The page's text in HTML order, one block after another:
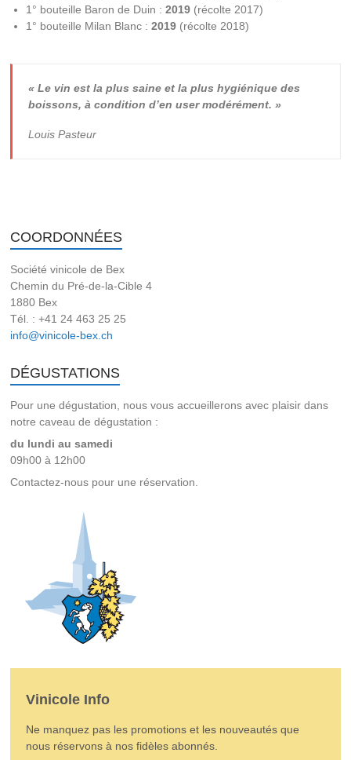
1° bouteille Baron de Duin :2019 (récolte 2017)
1° bouteille Milan Blanc :2019 (récolte 2018)
« Le vin est la plus saine et la plus hygiénique des
boissons, à condition d’en user modérément. »
Louis Pasteur
COORDONNÉES
Société vinicole de Bex
Chemin du Pré-de-la-Cible 4
1880 Bex
Tél. : +41 24 463 25 25
info@vinicole-bex.ch
DÉGUSTATIONS
Pour une dégustation, nous vous accueillerons avec plaisir dans
notre caveau de dégustation :
du lundi au samedi
09h00 à 12h00
Contactez-nous pour une réservation.
Vinicole Info
Ne manquez pas les promotions et les nouveautés que
nous réservons à nos fidèles abonnés.